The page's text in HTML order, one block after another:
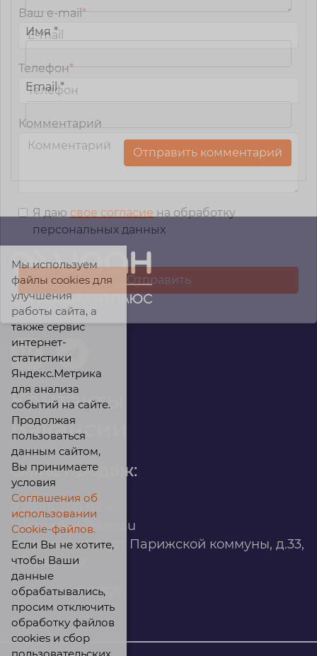
Имя*
Email*
Контакты
Вакансии
Офис продаж:
infomarket@ilan.su
г. Красноярск, ул. Парижской коммуны, д.33,
помещ. 302
ИНН: 2465263327
Ваш e-mail *
Телефон*
Комментарий
Я даю свое согласие на обработку
персональных данных
Мы используем
файлы cookies для
улучшения
работы сайта, а
также сервис
интернет-
статистики
Яндекс.Метрика
для анализа
событий на сайте.
Продолжая
пользоваться
данным сайтом,
Вы принимаете
условия
Соглашения об
использовании
Cookie-файлов.
Если Вы не хотите,
чтобы Ваши
данные
обрабатывались,
просим отключить
обработку файлов
cookies и сбор